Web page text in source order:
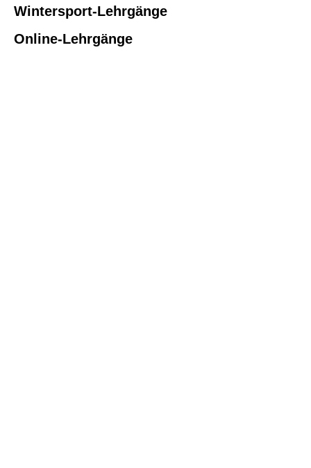
Wintersport-Lehrgänge
Online-Lehrgänge